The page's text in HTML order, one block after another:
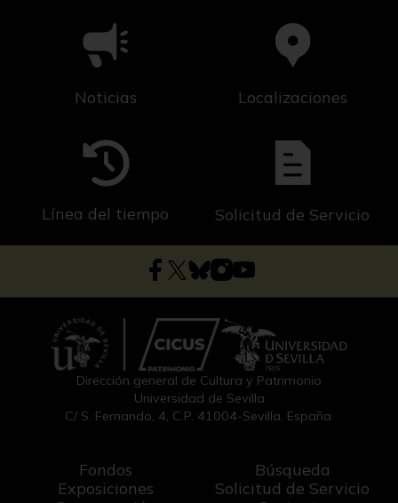
Noticias Localizaciones
Línea del tiempo Solicitud de Servicio
Dirección general de Cultura y Patrimonio
Universidad de Sevilla
C/ S. Fernando, 4, C.P. 41004-Sevilla, España.
Fondos
Exposiciones
Búsqueda
Solicitud de Servicio